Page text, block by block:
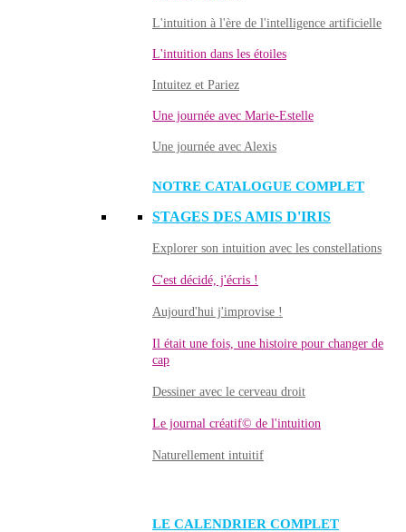
L'intuition à l'ère de l'intelligence artificielle
L'intuition dans les étoiles
Intuitez et Pariez
Une journée avec Marie-Estelle
Une journée avec Alexis
NOTRE CATALOGUE COMPLET
STAGES DES AMIS D'IRIS
Explorer son intuition avec les constellations
C'est décidé, j'écris !
Aujourd'hui j'improvise !
Il était une fois, une histoire pour changer de
cap
Dessiner avec le cerveau droit
Le journal créatif© de l'intuition
Naturellement intuitif
LE CALENDRIER COMPLET